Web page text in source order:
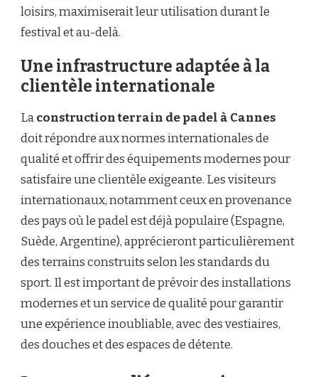
loisirs, maximiserait leur utilisation durant le
festival et au-delà.
Une infrastructure adaptée à la
clientèle internationale
Laconstruction terrain de padel à Cannes
doit répondre aux normes internationales de
qualité et offrir des équipements modernes pour
satisfaire une clientèle exigeante. Les visiteurs
internationaux, notamment ceux en provenance
des pays où le padel est déjà populaire (Espagne,
Suède, Argentine), apprécieront particulièrement
des terrains construits selon les standards du
sport. Il est important de prévoir des installations
modernes et un service de qualité pour garantir
une expérience inoubliable, avec des vestiaires,
des douches et des espaces de détente.